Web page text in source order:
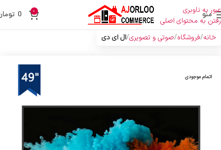
عبور به ناوبری
رفتن به محتوای اصلی
منو 0
0
خانه فروشگاه صوتی و تصویری ال ای دی
اتمام موجودی